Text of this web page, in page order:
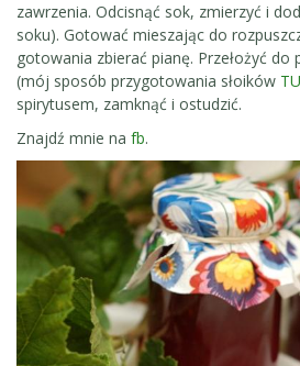
zawrzenia. Odcisnąć sok, zmierzyć i
soku). Gotować mieszając do
gotowania zbierać pianę. Przełożyć do
(mój sposób przygotowania słoików TU
spirytusem, zamknąć i ostudzić.
Znajdź mnie na fb.